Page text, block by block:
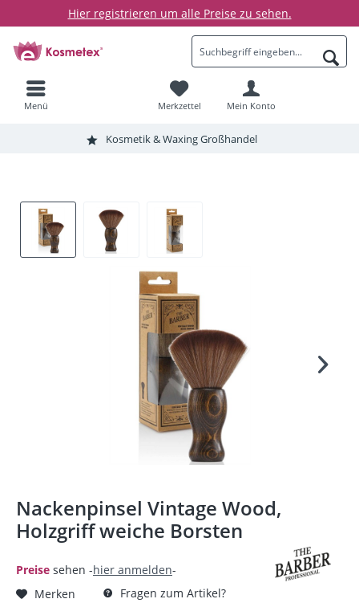
Hier registrieren um alle Preise zu sehen.
Kosmetik & Waxing Großhandel
Menü Merkzettel Mein Konto
Nackenpinsel Vintage Wood,
Holzgriff weiche Borsten
Preise sehen -hier anmelden-
Merken
Fragen zum Artikel?